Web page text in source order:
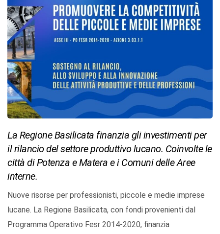
La Regione Basilicata finanzia gli investimenti per
il rilancio del settore produttivo lucano. Coinvolte le
città di Potenza e Matera e i Comuni delle Aree
interne.
Nuove risorse per professionisti, piccole e medie imprese
lucane. La Regione Basilicata, con fondi provenienti dal
Programma Operativo Fesr 2014-2020, finanzia